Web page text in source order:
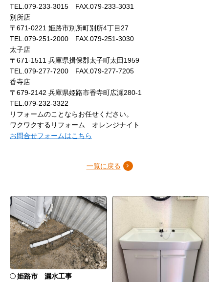
TEL.079-233-3015 FAX.079-233-3031
別所店
〒671-0221 姫路市別所町別所4丁目27
TEL.079-251-2000 FAX.079-251-3030
太子店
〒671-1511 兵庫県揖保郡太子町太田1959
TEL.079-277-7200 FAX.079-277-7205
香寺店
〒679-2142 兵庫県姫路市香寺町広瀬280-1
TEL.079-232-3322
リフォームのことならお任せください。
ワクワクするリフォーム オレンジナイト
お問合せフォームはこちら
一覧に戻る
姫路市 漏水工事